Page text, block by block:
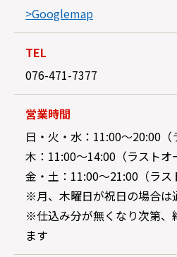
>Googlemap
TEL
076-471-7377
営業時間
日・火・水：11:00～20:00（
木：11:00～14:00（ラストオ
金・土：11:00～21:00（ラス
※月、木曜日が祝日の場合は
※仕込み分が無くなり次第、
ます